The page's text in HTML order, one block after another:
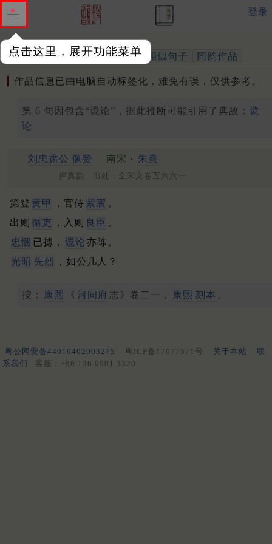
点击这里，展开功能菜单
登录
作品 标注四声 出处、引用 相似句子 同韵作品
作品信息已由电脑自动标签化，难免有误，仅供参考。
第 6 句因包含“谠论”，据此推断可能引用了典故： 谠
论
刘忠肃公 像赞 南宋 · 朱熹
押真韵 出处：全宋文卷五六六一
第登 黄甲 ，官侍紫宸 。
出则 循吏 ，入则 良臣 。
忠悃 已摅， 谠论 亦陈。
光昭 先烈 ，如公几人？
按： 康熙 《 河间府 志》卷二一， 康熙 刻本 。
粤公网安备44010402003275 粤ICP备17077571号 关于本站
联
系我们
客服：+86 136 0901 3320